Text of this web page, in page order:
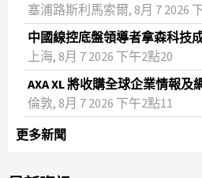
塞浦路斯利馬索爾, 8月 7 2026
中國線控底盤領導者拿森科技
上海, 8月 7 2026 下午2點20
AXA XL 將收購全球企業情報及
倫敦, 8月 7 2026 下午2點11
更多新聞